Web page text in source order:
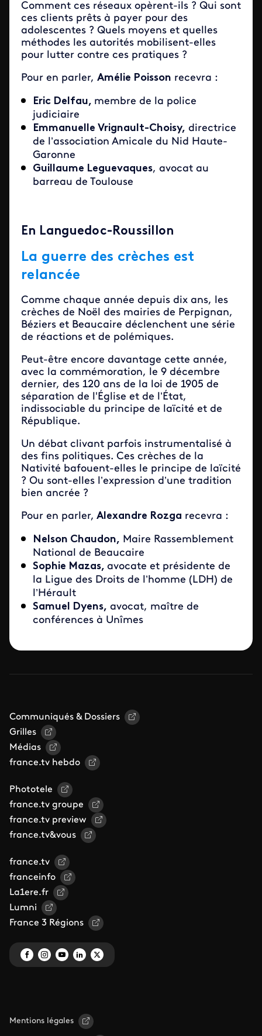
Comment ces réseaux opèrent-ils ? Qui sont
ces clients prêts à payer pour des
adolescentes ? Quels moyens et quelles
méthodes les autorités mobilisent-elles
pour lutter contre ces pratiques ?
Pour en parler, Amélie Poisson recevra :
Eric Delfau, membre de la police
judiciaire
Emmanuelle Vrignault-Choisy, directrice
de l’association Amicale du Nid Haute-
Garonne
Guillaume Leguevaques, avocat au
barreau de Toulouse
En Languedoc-Roussillon
La guerre des crèches est
relancée
Comme chaque année depuis dix ans, les
crèches de Noël des mairies de Perpignan,
Béziers et Beaucaire déclenchent une série
de réactions et de polémiques.
Peut-être encore davantage cette année,
avec la commémoration, le 9 décembre
dernier, des 120 ans de la loi de 1905 de
séparation de l'Église et de l’État,
indissociable du principe de laïcité et de
République.
Un débat clivant parfois instrumentalisé à
des fins politiques. Ces crèches de la
Nativité bafouent-elles le principe de laïcité
? Ou sont-elles l’expression d’une tradition
bien ancrée ?
Pour en parler, Alexandre Rozga recevra :
Nelson Chaudon, Maire Rassemblement
National de Beaucaire
Sophie Mazas, avocate et présidente de
la Ligue des Droits de l’homme (LDH) de
l’Hérault
Samuel Dyens, avocat, maître de
conférences à Unîmes
Communiqués & Dossiers
Grilles
Médias
france.tv hebdo
Phototele
france.tv groupe
france.tv preview
france.tv&vous
france.tv
franceinfo
La1ere.fr
Lumni
France 3 Régions
Mentions légales